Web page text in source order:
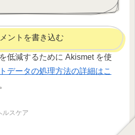
ントを書き込む
低減するために Akismet を使
データの処理方法の詳細はこ
。
ルスケア